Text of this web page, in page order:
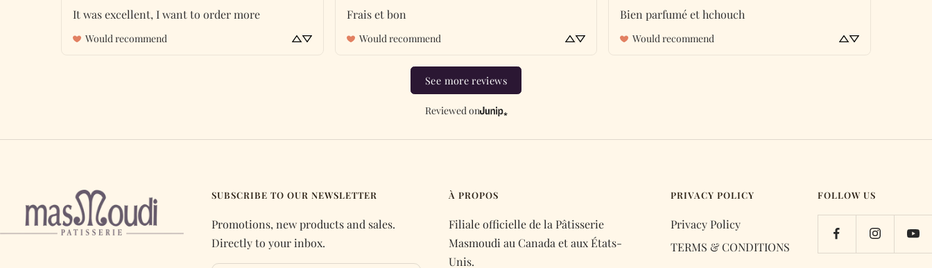
It was excellent, I want to order more
Would recommend
Frais et bon
Would recommend
Bien parfumé et hchouch
Would recommend
See more reviews
Reviewed on
SUBSCRIBE TO OUR NEWSLETTER
Promotions, new products and sales.
Directly to your inbox.
À PROPOS
Filiale officielle de la Pâtisserie
Masmoudi au Canada et aux États-
Unis.
PRIVACY POLICY
Privacy Policy
TERMS & CONDITIONS
FOLLOW US